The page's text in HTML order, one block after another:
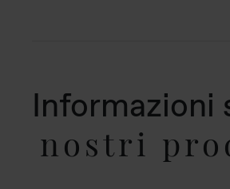
Informazioni
nostri